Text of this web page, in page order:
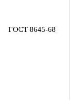
ГОСТ 8645-68